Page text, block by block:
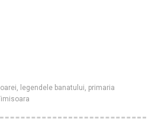
, legendele banatului, primaria